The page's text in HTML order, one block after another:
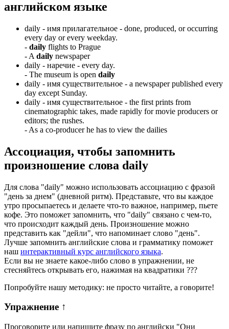
английском языке
daily - имя прилагательное - done, produced, or occurring
every day or every weekday.
- daily flights to Prague
- A daily newspaper
daily - наречие - every day.
- The museum is open daily
daily - имя существительное - a newspaper published every
day except Sunday.
daily - имя существительное - the first prints from
cinematographic takes, made rapidly for movie producers or
editors; the rushes.
- As a co-producer he has to view the dailies
Ассоциация, чтобы запомнить
произношение слова daily
Для слова "daily" можно использовать ассоциацию с фразой
"день за днем" (дневной ритм). Представьте, что вы каждое
утро просыпаетесь и делаете что-то важное, например, пьете
кофе. Это поможет запомнить, что "daily" связано с чем-то,
что происходит каждый день. Произношение можно
представить как "дейли", что напоминает слово "день".
Лучше запомнить английские слова и грамматику поможет
наш интерактивный курс английского языка.
Если вы не знаете какое-либо слово в упражнении, не
стесняйтесь открывать его, нажимая на квадратики ???
Попробуйте нашу методику: не просто читайте, а говорите!
Упражнение ↑
Проговорите или напишите фразу по английски "Они